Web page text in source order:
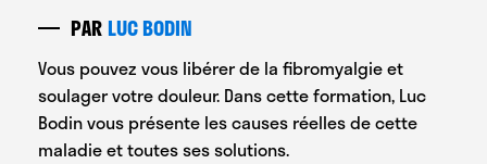
PARLUC BODIN
Vous pouvez vous libérer de la fibromyalgie et
soulager votre douleur. Dans cette formation, Luc
Bodin vous présente les causes réelles de cette
maladie et toutes ses solutions.